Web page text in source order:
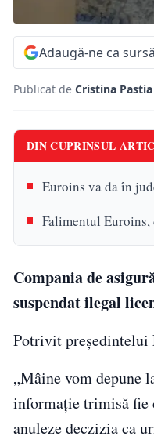
Adaugă-ne ca
Publicat de Cristina Pastia
DIN CUPRINSUL
Euroins va da în
Falimentul Euroins,
Compania de
suspendat ilegal
Potrivit președintelui
„Mâine vom depune
informație trimisă fie
anuleze deczizia ca